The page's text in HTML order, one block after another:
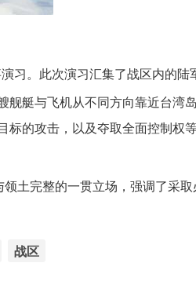
习。此次演习汇集了战区内的
舰艇与飞机从不同方向靠近台湾
的攻击，以及夺取全面控制权
土完整的一贯立场，强调了采
战区